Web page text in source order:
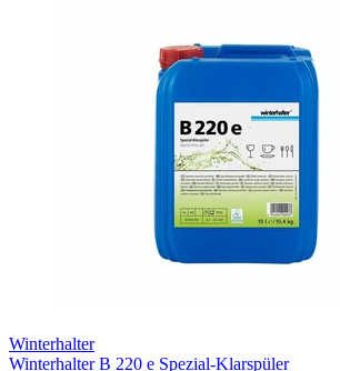
Winterhalter
Winterhalter B 220 e Spezial-Klarspüler